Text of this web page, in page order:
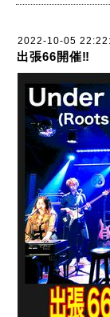
2022-10-05
出張66開催‼️